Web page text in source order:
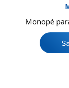
Monopé